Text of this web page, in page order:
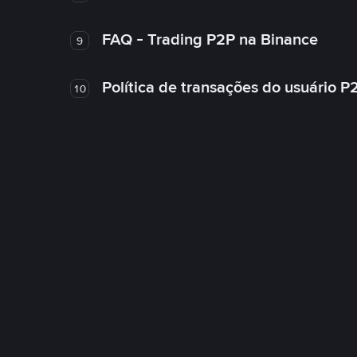
9 FAQ - Trading P2P na Binance
10 Política de transações do usuário